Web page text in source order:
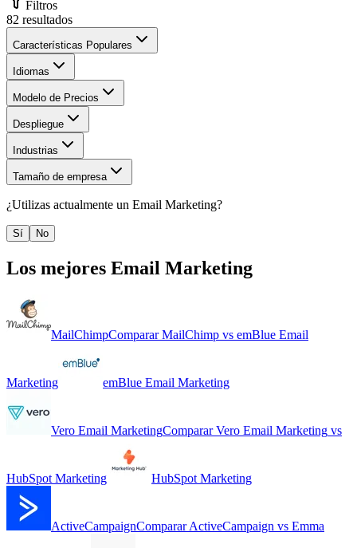
Filtros
82 resultados
Características Populares
Idiomas
Modelo de Precios
Despliegue
Industrias
Tamaño de empresa
¿Utilizas actualmente un Email Marketing?
Sí No
Los mejores Email Marketing
MailChimpComparar MailChimp vs emBlue Email
Marketing emBlue Email Marketing
Vero Email MarketingComparar Vero Email Marketing vs
HubSpot Marketing HubSpot Marketing
ActiveCampaignCompararActiveCampaign vs Emma